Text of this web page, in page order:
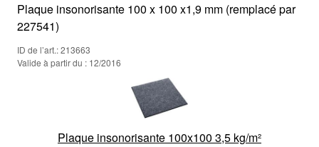
Plaque insonorisante 100 x 100 x1,9 mm (remplacé par
227541)
ID de l’art.: 213663
Valide à partir du : 12/2016
Plaque insonorisante 100x100 3,5 kg/m²